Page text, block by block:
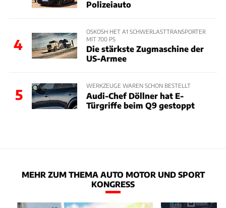
Polizeiauto
4
OSKOSH HET A1 SCHWERLASTTRANSPORTER
MIT 700 PS
Die stärkste Zugmaschine der
US-Armee
5
WERKZEUGE WAREN SCHON BESTELLT
Audi-Chef Döllner hat E-
Türgriffe beim Q9 gestoppt
MEHR ZUM THEMA AUTO MOTOR UND SPORT
KONGRESS